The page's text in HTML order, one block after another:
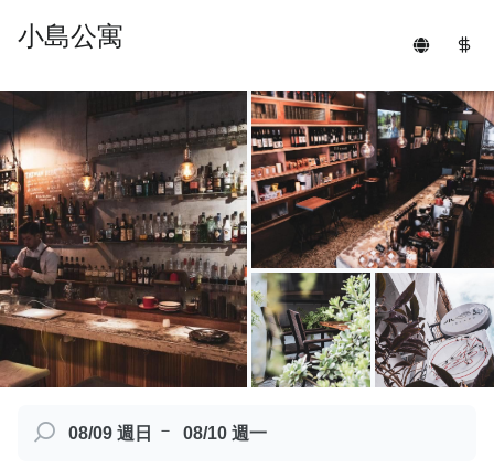
小島公寓
08/09 週日 － 08/10 週一